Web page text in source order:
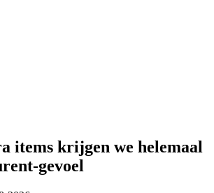
items krijgen we helemaal
gevoel